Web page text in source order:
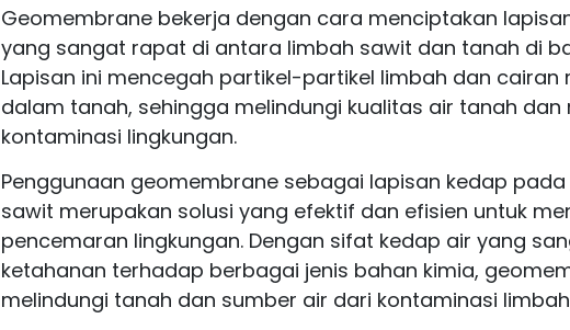
Geomembrane bekerja dengan cara menciptakan
yang sangat rapat di antara limbah sawit dan tanah di
Lapisan ini mencegah partikel-partikel limbah dan cairan
dalam tanah, sehingga melindungi kualitas air tanah dan
kontaminasi lingkungan.
Penggunaan geomembrane sebagai lapisan kedap
sawit merupakan solusi yang efektif dan efisien untuk
pencemaran lingkungan. Dengan sifat kedap air yang
ketahanan terhadap berbagai jenis bahan kimia,
melindungi tanah dan sumber air dari kontaminasi